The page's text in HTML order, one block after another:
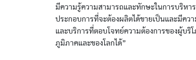
มีความรู้ความสามารถและทักษะในการบริห
ประกอบการที่จะต้องผลิตได้ขายเป็นและมีคว
และบริการที่ตอบโจทย์ความต้องการของผู้บริ
ภูมิภาคและของโลกได้”